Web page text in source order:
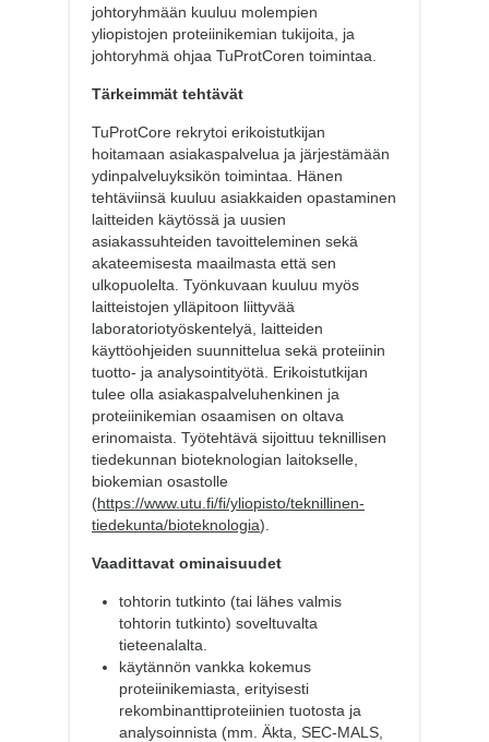
johtoryhmään kuuluu molempien
yliopistojen proteiinikemian tukijoita, ja
johtoryhmä ohjaa TuProtCoren toimintaa.
Tärkeimmät tehtävät
TuProtCore rekrytoi erikoistutkijan
hoitamaan asiakaspalvelua ja järjestämään
ydinpalveluyksikön toimintaa. Hänen
tehtäviinsä kuuluu asiakkaiden opastaminen
laitteiden käytössä ja uusien
asiakassuhteiden tavoitteleminen sekä
akateemisesta maailmasta että sen
ulkopuolelta. Työnkuvaan kuuluu myös
laitteistojen ylläpitoon liittyvää
laboratoriotyöskentelyä, laitteiden
käyttöohjeiden suunnittelua sekä proteiinin
tuotto- ja analysointityötä. Erikoistutkijan
tulee olla asiakaspalveluhenkinen ja
proteiinikemian osaamisen on oltava
erinomaista. Työtehtävä sijoittuu teknillisen
tiedekunnan bioteknologian laitokselle,
biokemian osastolle
(https://www.utu.fi/fi/yliopisto/teknillinen-
tiedekunta/bioteknologia).
Vaadittavat ominaisuudet
tohtorin tutkinto (tai lähes valmis
tohtorin tutkinto) soveltuvalta
tieteenalalta.
käytännön vankka kokemus
proteiinikemiasta, erityisesti
rekombinanttiproteiinien tuotosta ja
analysoinnista (mm. Äkta, SEC-MALS,